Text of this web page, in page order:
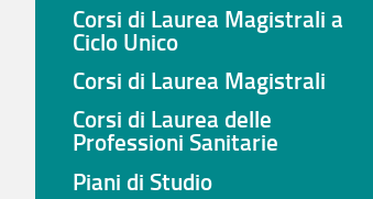
Corsi di Laurea Magistrali a
Ciclo Unico
Corsi di Laurea Magistrali
Corsi di Laurea delle
Professioni Sanitarie
Piani di Studio